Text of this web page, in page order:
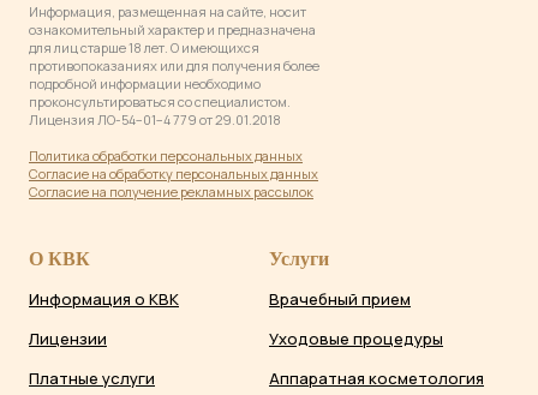
Информация, размещенная на сайте, носит
ознакомительный характер и предназначена
для лиц старше 18 лет. О имеющихся
противопоказаниях или для получения более
подробной информации необходимо
проконсультироваться со специалистом.
Лицензия ЛО-54−01−4 779 от 29.01.2018
Политика обработки персональных данных
Согласие на обработку персональных данных
Согласие на получение рекламных рассылок
О КВК
Информация о КВК
Лицензии
Платные услуги
Услуги
Врачебный прием
Уходовые процедуры
Аппаратная косметология